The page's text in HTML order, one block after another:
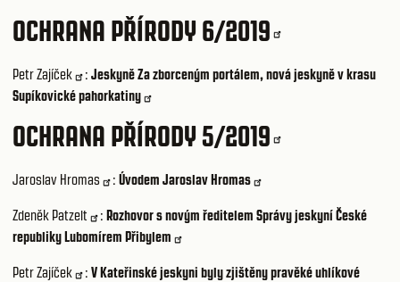
OCHRANA PŘÍRODY 6/2019
Petr Zajíček : Jeskyně Za zborceným portálem, nová jeskyně v krasu
Supíkovické pahorkatiny
OCHRANA PŘÍRODY 5/2019
Jaroslav Hromas : Úvodem Jaroslav Hromas
Zdeněk Patzelt : Rozhovor s novým ředitelem Správy jeskyní České
republiky Lubomírem Přibylem
Petr Zajíček : V Kateřinské jeskyni byly zjištěny pravěké uhlíkové